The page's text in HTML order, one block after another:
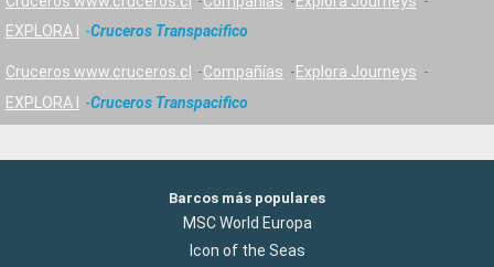
EXPLORA I
Cruceros Transpacifico
Cruceros www.cruceros.cl Compañías
Explora Journeys
EXPLORA I
Cruceros Transpacifico
Barcos más populares
MSC World Europa
Icon of the Seas